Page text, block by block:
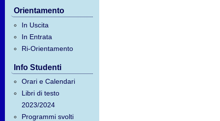
Orientamento
In Uscita
In Entrata
Ri-Orientamento
Info Studenti
Orari e Calendari
Libri di testo
2023/2024
Programmi svolti